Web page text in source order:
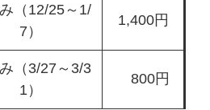
（12/25～1/
7）
1,400円
（3/27～3/3
1）
800円